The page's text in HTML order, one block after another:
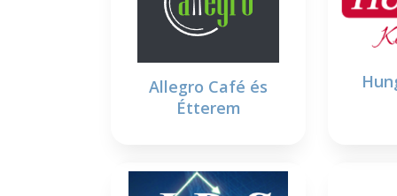
Allegro Café és
Étterem